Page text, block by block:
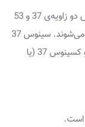
به غیر از زوایای مشهور، مقادیر سینوس و کسینوس دو زاویه‌ی 37 و 53
(که متمم هم هستند) نیز در مسائل زیاد استفاده می‌شوند. سینوس 37
(یا کسینوس 53) در دقت دو رقم اعشار عدد 0.6 و کسینوس 37 (یا